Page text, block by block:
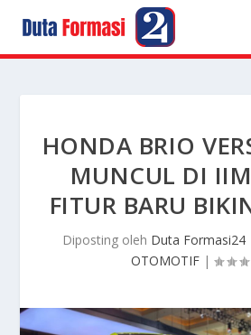
HONDA BRIO
MUNCUL DI
FITUR BARU
Diposting oleh Duta Formasi24
OTOMOTIF |